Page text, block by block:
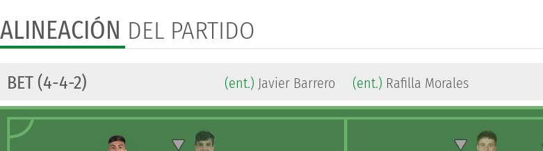
ALINEACIÓN DEL PARTIDO
BET (4-4-2) (ent.) Javier Barrero (ent.) Rafilla Morales